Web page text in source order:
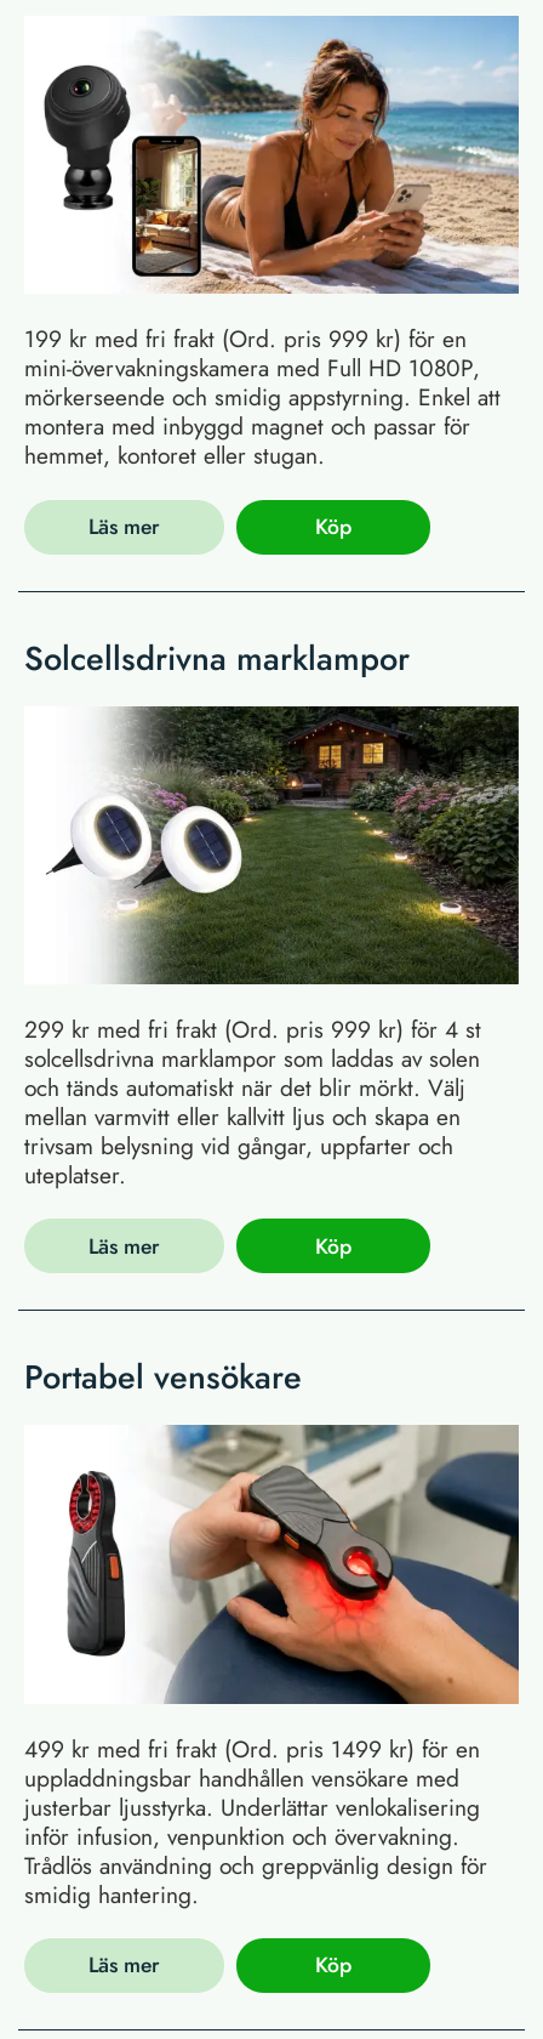
199 kr med fri frakt (Ord. pris 999 kr) för en
mini-övervakningskamera med Full HD 1080P,
mörkerseende och smidig appstyrning. Enkel att
montera med inbyggd magnet och passar för
hemmet, kontoret eller stugan.
Läs mer Köp
Solcellsdrivna marklampor
299 kr med fri frakt (Ord. pris 999 kr) för 4 st
solcellsdrivna marklampor som laddas av solen
och tänds automatiskt när det blir mörkt. Välj
mellan varmvitt eller kallvitt ljus och skapa en
trivsam belysning vid gångar, uppfarter och
uteplatser.
Läs mer Köp
Portabel vensökare
499 kr med fri frakt (Ord. pris 1499 kr) för en
uppladdningsbar handhållen vensökare med
justerbar ljusstyrka. Underlättar venlokalisering
inför infusion, venpunktion och övervakning.
Trådlös användning och greppvänlig design för
smidig hantering.
Läs mer Köp